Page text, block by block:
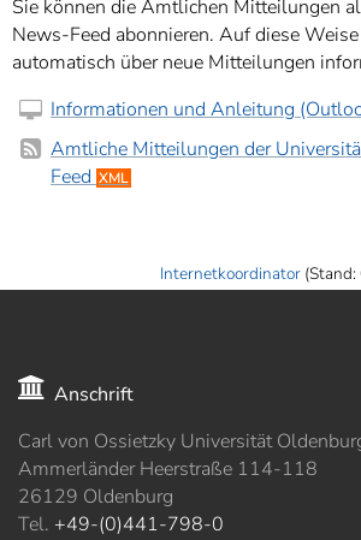
Sie können die Amtlichen Mitteilungen
News-Feed abonnieren. Auf diese
automatisch über neue Mitteilungen
Informationen und Anleitung
Amtliche Mitteilungen der
Feed XML
Internetkoordinator(Stand:
Anschrift
Carl von Ossietzky Universität
Ammerländer Heerstraße 114-118
26129 Oldenburg
Tel. +49-(0)441-798-0